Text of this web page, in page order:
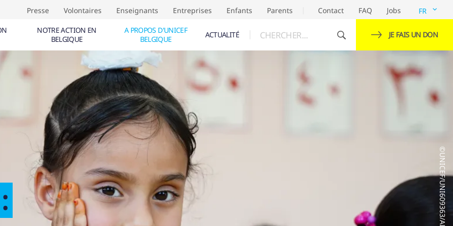
Presse Volontaires Enseignants Entreprises Enfants Parents Contact FAQ Jobs FR
NOTRE ACTION EN
BELGIQUE
A PROPOS D'UNICEF
BELGIQUE
ACTUALITÉ CHERCHER...
AUX DROITS DE L'ENFANT
JE FAIS UN DON
(0 ÉVÈNEMENTS (0)
©UNICEF/UNI609363/ALI